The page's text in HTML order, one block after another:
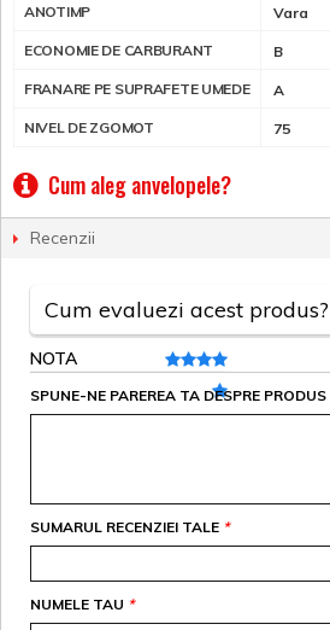
ANOTIMP Vara
ECONOMIE DE CARBURANT B
FRANARE PE SUPRAFETE UMEDE A
NIVEL DE ZGOMOT 75
Cum aleg anvelopele?
Recenzii
Cum evaluezi acest produs?
NOTA
SPUNE-NE PAREREA TA DESPRE PRODUS
*
SUMARUL RECENZIEI TALE
*
NUMELE TAU